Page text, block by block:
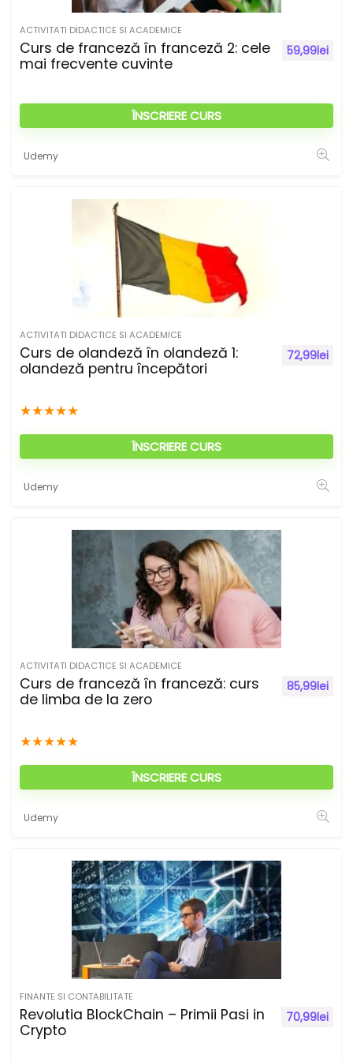
ACTIVITATI DIDACTICE SI ACADEMICE
Curs de franceză în franceză 2: cele
mai frecvente cuvinte
59,99lei
ÎNSCRIERE CURS
Udemy
ACTIVITATI DIDACTICE SI ACADEMICE
Curs de olandeză în olandeză 1:
olandeză pentru începători
★★★★★
72,99lei
ÎNSCRIERE CURS
Udemy
ACTIVITATI DIDACTICE SI ACADEMICE
Curs de franceză în franceză: curs
de limba de la zero
★★★★★
85,99lei
ÎNSCRIERE CURS
Udemy
FINANTE SI CONTABILITATE
Revolutia BlockChain – Primii Pasi in
Crypto
70,99lei